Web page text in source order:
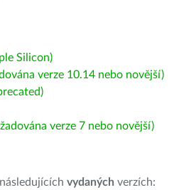
Silicon)
verze 10.14 nebo novější)
verze 7 nebo novější)
vydaných verzích: